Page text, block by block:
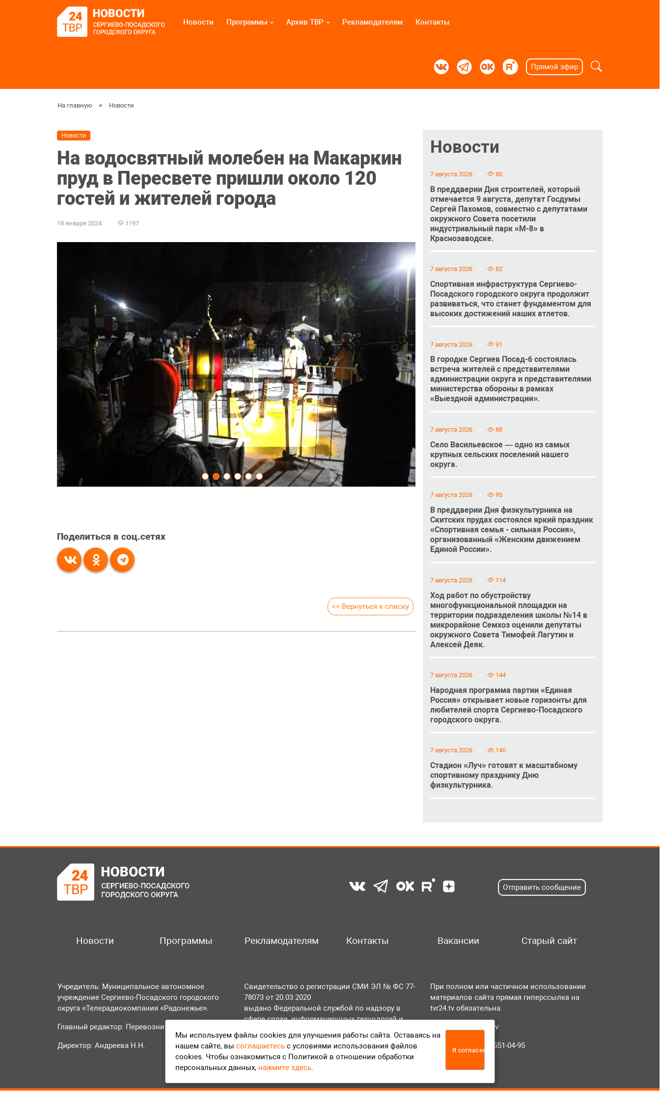
Новости Программы Архив ТВР Рекламодателям Контакты
Прямой эфир
На главную Новости
Новости
На водосвятный молебен на Макаркин
пруд в Пересвете пришли около 120
гостей и жителей города
18 января 2024 1197
Поделиться в соц.сетях
<< Вернуться к списку
Новости
7 августа 2026 80
В преддверии Дня строителей, который
отмечается 9 августа, депутат Госдумы
Сергей Пахомов, совместно с депутатами
окружного Совета посетили
индустриальный парк «М-8» в
Краснозаводске.
7 августа 2026 82
Спортивная инфраструктура Сергиево-
Посадского городского округа продолжит
развиваться, что станет фундаментом для
высоких достижений наших атлетов.
7 августа 2026 91
В городке Сергиев Посад-6 состоялась
встреча жителей с представителями
администрации округа и представителями
министерства обороны в рамках
«Выездной администрации».
7 августа 2026 88
Село Васильевское — одно из самых
крупных сельских поселений нашего
округа.
7 августа 2026 95
В преддверии Дня физкультурника на
Скитских прудах состоялся яркий праздник
«Спортивная семья - сильная Россия»,
организованный «Женским движением
Единой России».
7 августа 2026 114
Ход работ по обустройству
многофункциональной площадки на
территории подразделения школы №14 в
микрорайоне Семхоз оценили депутаты
окружного Совета Тимофей Лагутин и
Алексей Деяк.
7 августа 2026 144
Народная программа партии «Единая
Россия» открывает новые горизонты для
любителей спорта Сергиево-Посадского
городского округа.
7 августа 2026 140
Стадион «Луч» готовят к масштабному
спортивному празднику Дню
физкультурника.
Отправить сообщение
Новости Программы Рекламодателям Контакты Вакансии Старый сайт
Учредитель: Муниципальное автономное
учреждение Сергиево-Посадского городского
округа «Телерадиокомпания «Радонежье».
Главный редактор: Перевозникова О.А.
Директор: Андреева Н.Н.
Свидетельство о регистрации СМИ ЭЛ № ФС 77-
78073 от 20.03.2020
выдано Федеральной службой по надзору в
сфере связи, информационных технологий и
массовых коммуникаций (Роскомнадзор).
Положение об обработке персональных данных
Согласие на обработку персональных данных
При полном или частичном использовании
материалов сайта прямая гиперссылка на
tvr24.tv обязательна.
info@tvr24.tv
Телефон: +7 (496) 551-04-95
Мы используем файлы cookies для улучшения работы сайта. Оставаясь на
нашем сайте, вы соглашаетесь с условиями использования файлов
cookies. Чтобы ознакомиться с Политикой в отношении обработки
персональных данных, нажмите здесь.
Я согласен